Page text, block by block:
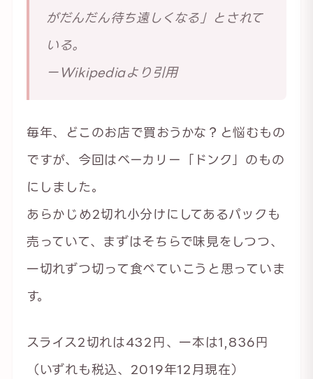
がだんだん待ち遠しくなる」とされて
いる。
ーWikipediaより引用
毎年、どこのお店で買おうかな？と悩むもの
ですが、今回はベーカリー「ドンク」のもの
にしました。
あらかじめ2切れ小分けにしてあるパックも
売っていて、まずはそちらで味見をしつつ、
一切れずつ切って食べていこうと思っていま
す。
スライス2切れは432円、一本は1,836円
（いずれも税込、2019年12月現在）